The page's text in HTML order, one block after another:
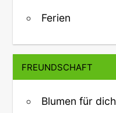
Ferien
FREUNDSCHAFT
Blumen für dich